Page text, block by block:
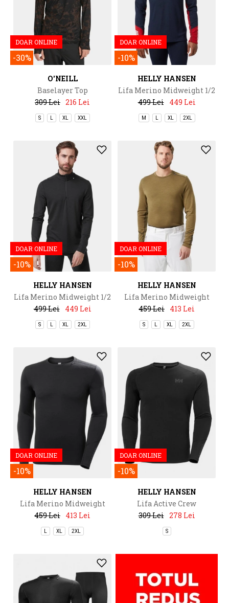
DOAR ONLINE
-30%
O'NEILL
Baselayer Top
309 Lei 216 Lei
S XL XXL
DOAR ONLINE
-10%
HELLY HANSEN
Lifa Merino Midweight 1/2
Zip
499 Lei 449 Lei
M XL 2XL
DOAR ONLINE
-10%
HELLY HANSEN
Lifa Merino Midweight 1/2
Zip
499 Lei 449 Lei
S XL 2XL
DOAR ONLINE
-10%
HELLY HANSEN
Lifa Merino Midweight
Crew
459 Lei 413 Lei
S XL 2XL
DOAR ONLINE
-10%
HELLY HANSEN
Lifa Merino Midweight
Crew
459 Lei 413 Lei
XL 2XL
DOAR ONLINE
-10%
HELLY HANSEN
Lifa Active Crew
309 Lei 278 Lei
S